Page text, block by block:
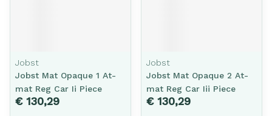
Jobst
Jobst Mat Opaque 1 At-
mat Reg Car Ii Piece
€ 130,29
Jobst
Jobst Mat Opaque 2 At-
mat Reg Car Iii Piece
€ 130,29